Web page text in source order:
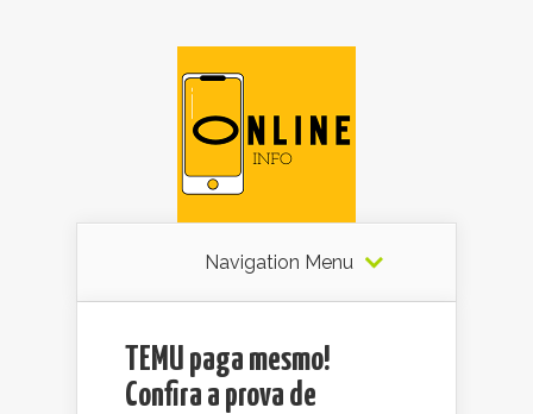
Navigation Menu
TEMU paga mesmo!
Confira a prova de